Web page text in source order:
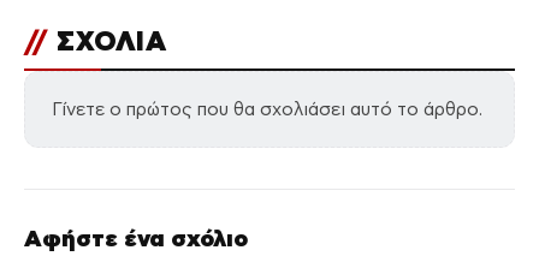
// ΣΧΟΛΙΑ
Γίνετε ο πρώτος που θα σχολιάσει αυτό το άρθρο.
Αφήστε ένα σχόλιο